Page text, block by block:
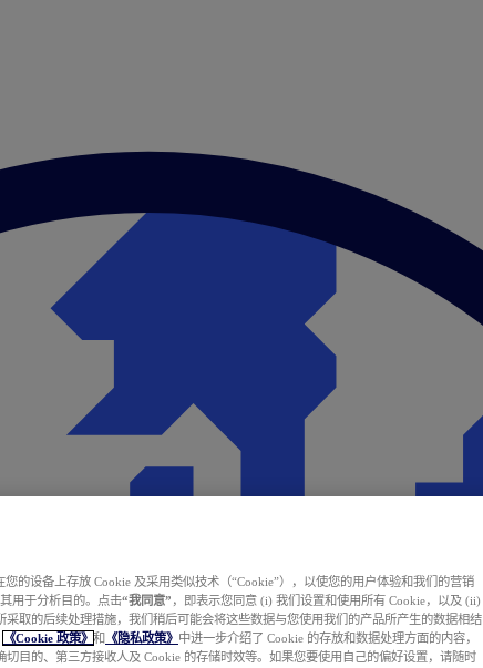
您的设备上存放 Cookie 及采用类似技术（“Cookie”），以使您的用户体验和我们的营销
用于分析目的。点击“我同意” ，即表示您同意 (i) 我们设置和使用所有 Cookie，以及 (ii)
采取的后续处理措施，我们稍后可能会将这些数据与您使用我们的产品所产生的数据相结
《Cookie 政策》 和 《隐私政策》 中进一步介绍了 Cookie 的存放和数据处理方面的内容，
切目的、第三方接收人及 Cookie 的存储时效等。如果您要使用自己的偏好设置，请随时